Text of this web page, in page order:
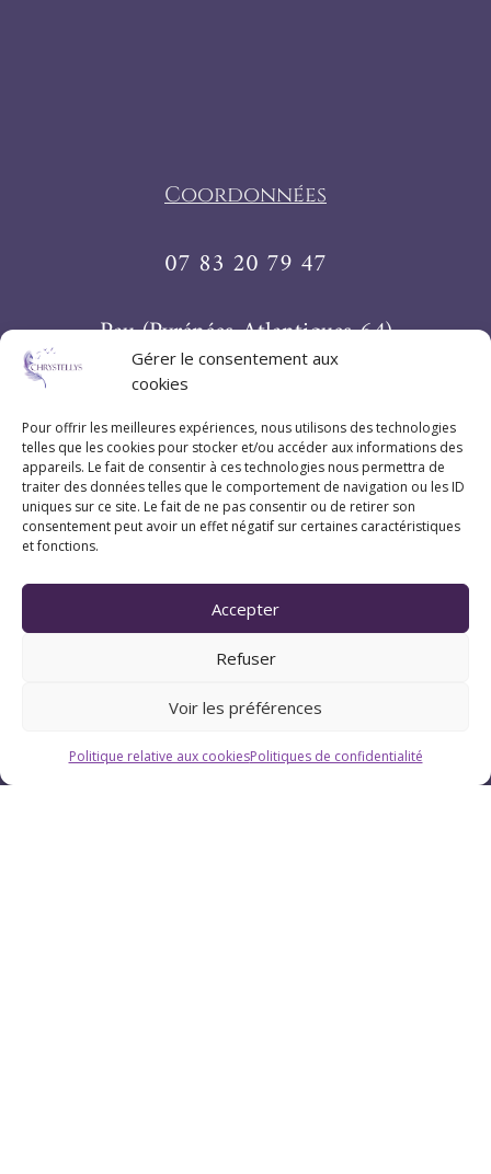
Gérer le consentement aux
cookies
Pour offrir les meilleures expériences, nous utilisons des technologies
telles que les cookies pour stocker et/ou accéder aux informations des
appareils. Le fait de consentir à ces technologies nous permettra de
traiter des données telles que le comportement de navigation ou les ID
uniques sur ce site. Le fait de ne pas consentir ou de retirer son
consentement peut avoir un effet négatif sur certaines caractéristiques
et fonctions.
Accepter
Refuser
Voir les préférences
Politique relative aux cookiesPolitiques de confidentialité
Coordonnées
07 83 20 79 47
Pau (Pyrénées-Atlantiques 64)